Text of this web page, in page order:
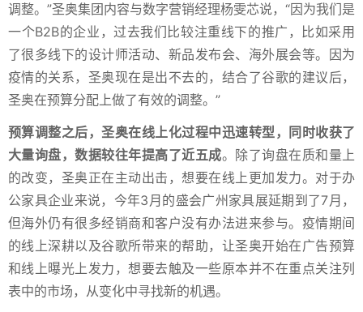
调整。”圣奥集团内容与数字营销经理杨雯芯说，“因为我们是
一个B2B的企业，过去我们比较注重线下的推广，比如采用
了很多线下的设计师活动、新品发布会、海外展会等。因为
疫情的关系，圣奥现在是出不去的，结合了谷歌的建议后，
圣奥在预算分配上做了有效的调整。”
预算调整之后，圣奥在线上化过程中迅速转型，同时收获了
大量询盘，数据较往年提高了近五成。除了询盘在质和量上
的改变，圣奥正在主动出击，想要在线上更加发力。对于办
公家具企业来说，今年3月的盛会广州家具展延期到了7月，
但海外仍有很多经销商和客户没有办法进来参与。疫情期间
的线上深耕以及谷歌所带来的帮助，让圣奥开始在广告预算
和线上曝光上发力，想要去触及一些原本并不在重点关注列
表中的市场，从变化中寻找新的机遇。